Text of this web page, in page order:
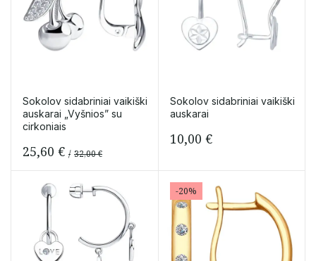
Sokolov sidabriniai vaikiški
auskarai „Vyšnios” su
cirkoniais
32,00€
was:
25,60 €
is:
Sokolov sidabriniai vaikiški
auskarai
10,00 €
-20%